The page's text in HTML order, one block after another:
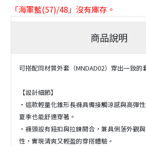
「海軍藍(57)/48」沒有庫存。
商品說明
可搭配同材質外套（MNDAD02）穿出一致的
【設計細節】
・這款輕量化錐形長褲具備接觸涼感與高彈
夏季也能舒適穿著。
・褲頭設有鈕扣與拉鍊開合，兼具俐落外觀
性，實現清爽又輕盈的穿搭體驗。